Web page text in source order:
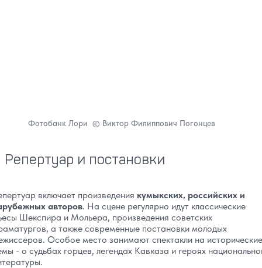
Фотобанк Лори © Виктор Филиппович Погонцев
Репертуар и постановки
включает произведения кумыкских, российских и
авторов. На сцене регулярно идут классические
Шекспира и Мольера, произведения советских
а также современные постановки молодых
Особое место занимают спектакли на исторические
- о судьбах горцев, легендах Кавказа и героях